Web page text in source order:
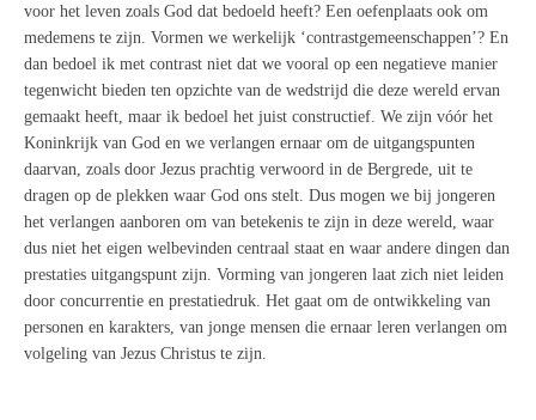
voor het leven zoals God dat bedoeld heeft? Een oefenplaats ook om
medemens te zijn. Vormen we werkelijk ‘contrastgemeenschappen’? En
dan bedoel ik met contrast niet dat we vooral op een negatieve manier
tegenwicht bieden ten opzichte van de wedstrijd die deze wereld ervan
gemaakt heeft, maar ik bedoel het juist constructief. We zijn vóór het
Koninkrijk van God en we verlangen ernaar om de uitgangspunten
daarvan, zoals door Jezus prachtig verwoord in de Bergrede, uit te
dragen op de plekken waar God ons stelt. Dus mogen we bij jongeren
het verlangen aanboren om van betekenis te zijn in deze wereld, waar
dus niet het eigen welbevinden centraal staat en waar andere dingen dan
prestaties uitgangspunt zijn. Vorming van jongeren laat zich niet leiden
door concurrentie en prestatiedruk. Het gaat om de ontwikkeling van
personen en karakters, van jonge mensen die ernaar leren verlangen om
volgeling van Jezus Christus te zijn.